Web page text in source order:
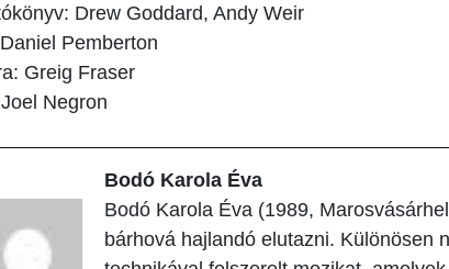
Drew Goddard, Andy Weir
Pemberton
Greig Fraser
Negron
Bodó Karola Éva
Bodó Karola Éva (1989,
bárhová hajlandó elutazni. Különösen